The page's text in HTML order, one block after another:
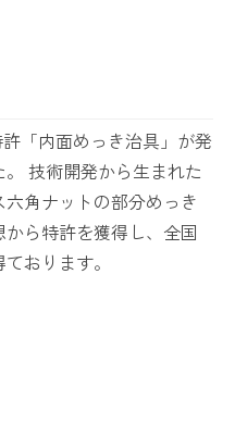
「内面めっき治具」が発
技術開発から生まれた
角ナットの部分めっき
ら特許を獲得し、全国
おります。